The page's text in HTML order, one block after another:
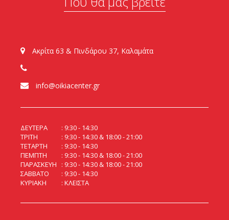
Ακρίτα 63 & Πινδάρου 37, Καλαμάτα
info@oikiacenter.gr
ΔΕΥΤΕΡΑ
9:30 - 14:30
ΤΡΙΤΗ
9:30 - 14:30 & 18:00 - 21:00
ΤΕΤΑΡΤΗ
9:30 - 14:30
ΠΕΜΠΤΗ
9:30 - 14:30 & 18:00 - 21:00
ΠΑΡΑΣΚΕΥΗ
9:30 - 14:30 & 18:00 - 21:00
ΣΑΒΒΑΤΟ
9:30 - 14:30
ΚΥΡΙΑΚΗ
ΚΛΕΙΣΤΑ